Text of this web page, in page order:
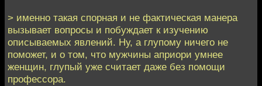
> именно такая спорная и не фактическая манера
вызывает вопросы и побуждает к изучению
описываемых явлений. Ну, а глупому ничего не
поможет, и о том, что мужчины априори умнее
женщин, глупый уже считает даже без помощи
профессора.